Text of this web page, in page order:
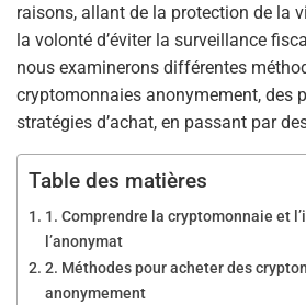
raisons, allant de la protection de la
la volonté d’éviter la surveillance
nous examinerons différentes
cryptomonnaies anonymement, des
stratégies d’achat, en passant par
Table des matières
1. Comprendre la cryptomonnaie et
l’anonymat
2. Méthodes pour acheter des
anonymement